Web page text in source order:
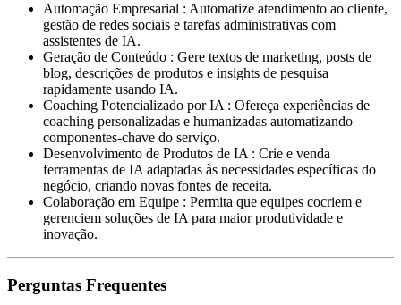
Automação Empresarial : Automatize atendimento ao cliente,
gestão de redes sociais e tarefas administrativas com
assistentes de IA.
Geração de Conteúdo : Gere textos de marketing, posts de
blog, descrições de produtos e insights de pesquisa
rapidamente usando IA.
Coaching Potencializado por IA : Ofereça experiências de
coaching personalizadas e humanizadas automatizando
componentes-chave do serviço.
Desenvolvimento de Produtos de IA : Crie e venda
ferramentas de IA adaptadas às necessidades específicas do
negócio, criando novas fontes de receita.
Colaboração em Equipe : Permita que equipes cocriem e
gerenciem soluções de IA para maior produtividade e
inovação.
Perguntas Frequentes